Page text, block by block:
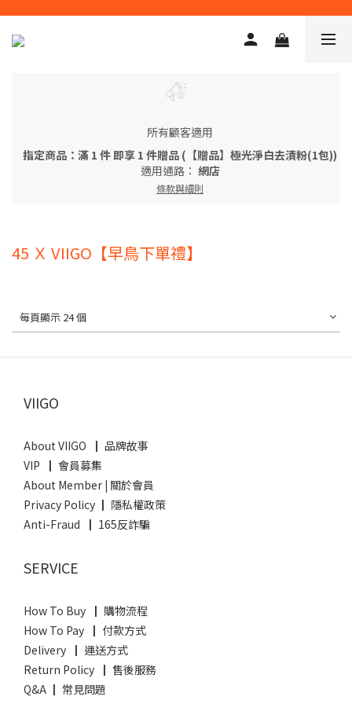
所有顧客適用
指定商品：滿 1 件 即享 1 件贈品 (【贈品】極光淨白去漬粉(1包))
適用通路： 網店
條款與細則
45 Ｘ VIIGO【早鳥下單禮】
每頁顯示 24 個
VIIGO
About VIIGO ┃ 品牌故事
VIP ┃ 會員募集
About Member | 關於會員
Privacy Policy ┃ 隱私權政策
Anti-Fraud ┃ 165反詐騙
SERVICE
How To Buy ┃ 購物流程
How To Pay ┃ 付款方式
Delivery ┃ 運送方式
Return Policy ┃ 售後服務
Q&A ┃ 常見問題